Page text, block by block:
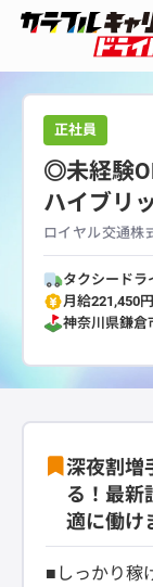
正社員
◎未経験
ハイブリ
ロイヤル交通株
タクシードラ
月給221,450
神奈川県鎌倉
深夜割増
る！最新
適に働け
■しっかり稼